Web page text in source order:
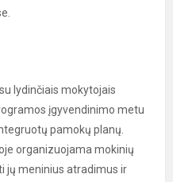
lydinčiais mokytojais
įgyvendinimo metu
pamokų planų.
organizuojama mokinių
jų meninius atradimus ir